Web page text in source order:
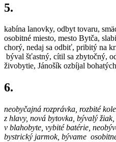
5.
kabína lanovky, odbyt tovaru,
osobitné miesto, mesto Bytča,
chorý, nedaj sa odbiť, pribitý na
býval šťastný, cítil sa zbytočný,
živobytie, Jánošík ozbíjal
6.
neobyčajná rozprávka, rozbité
z hlavy, nová bytovka, bývalý žiak,
v blahobyte, vybité batérie,
bystrický jarmok, bývame